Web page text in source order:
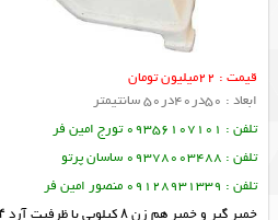
قیمت : 22میلیون تومان
ابعاد : 50در40در50 سانتیمتر
تلفن : 09356107101 تورج امین فر
تلفن : 09378003488 ساسان پرتو
تلفن : 09128931339 منصور امین فر